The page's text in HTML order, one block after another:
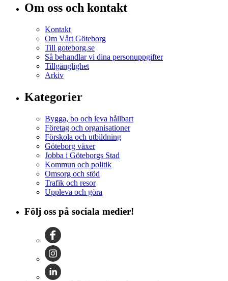
Om oss och kontakt
Kontakt
Om Vårt Göteborg
Till goteborg.se
Så behandlar vi dina personuppgifter
Tillgänglighet
Arkiv
Kategorier
Bygga, bo och leva hållbart
Företag och organisationer
Förskola och utbildning
Göteborg växer
Jobba i Göteborgs Stad
Kommun och politik
Omsorg och stöd
Trafik och resor
Uppleva och göra
Följ oss på sociala medier!